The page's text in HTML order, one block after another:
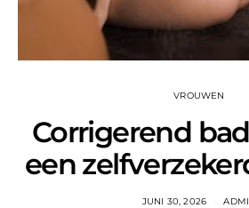
VROUWEN
Corrigerend
een
JUNI 30, 2026